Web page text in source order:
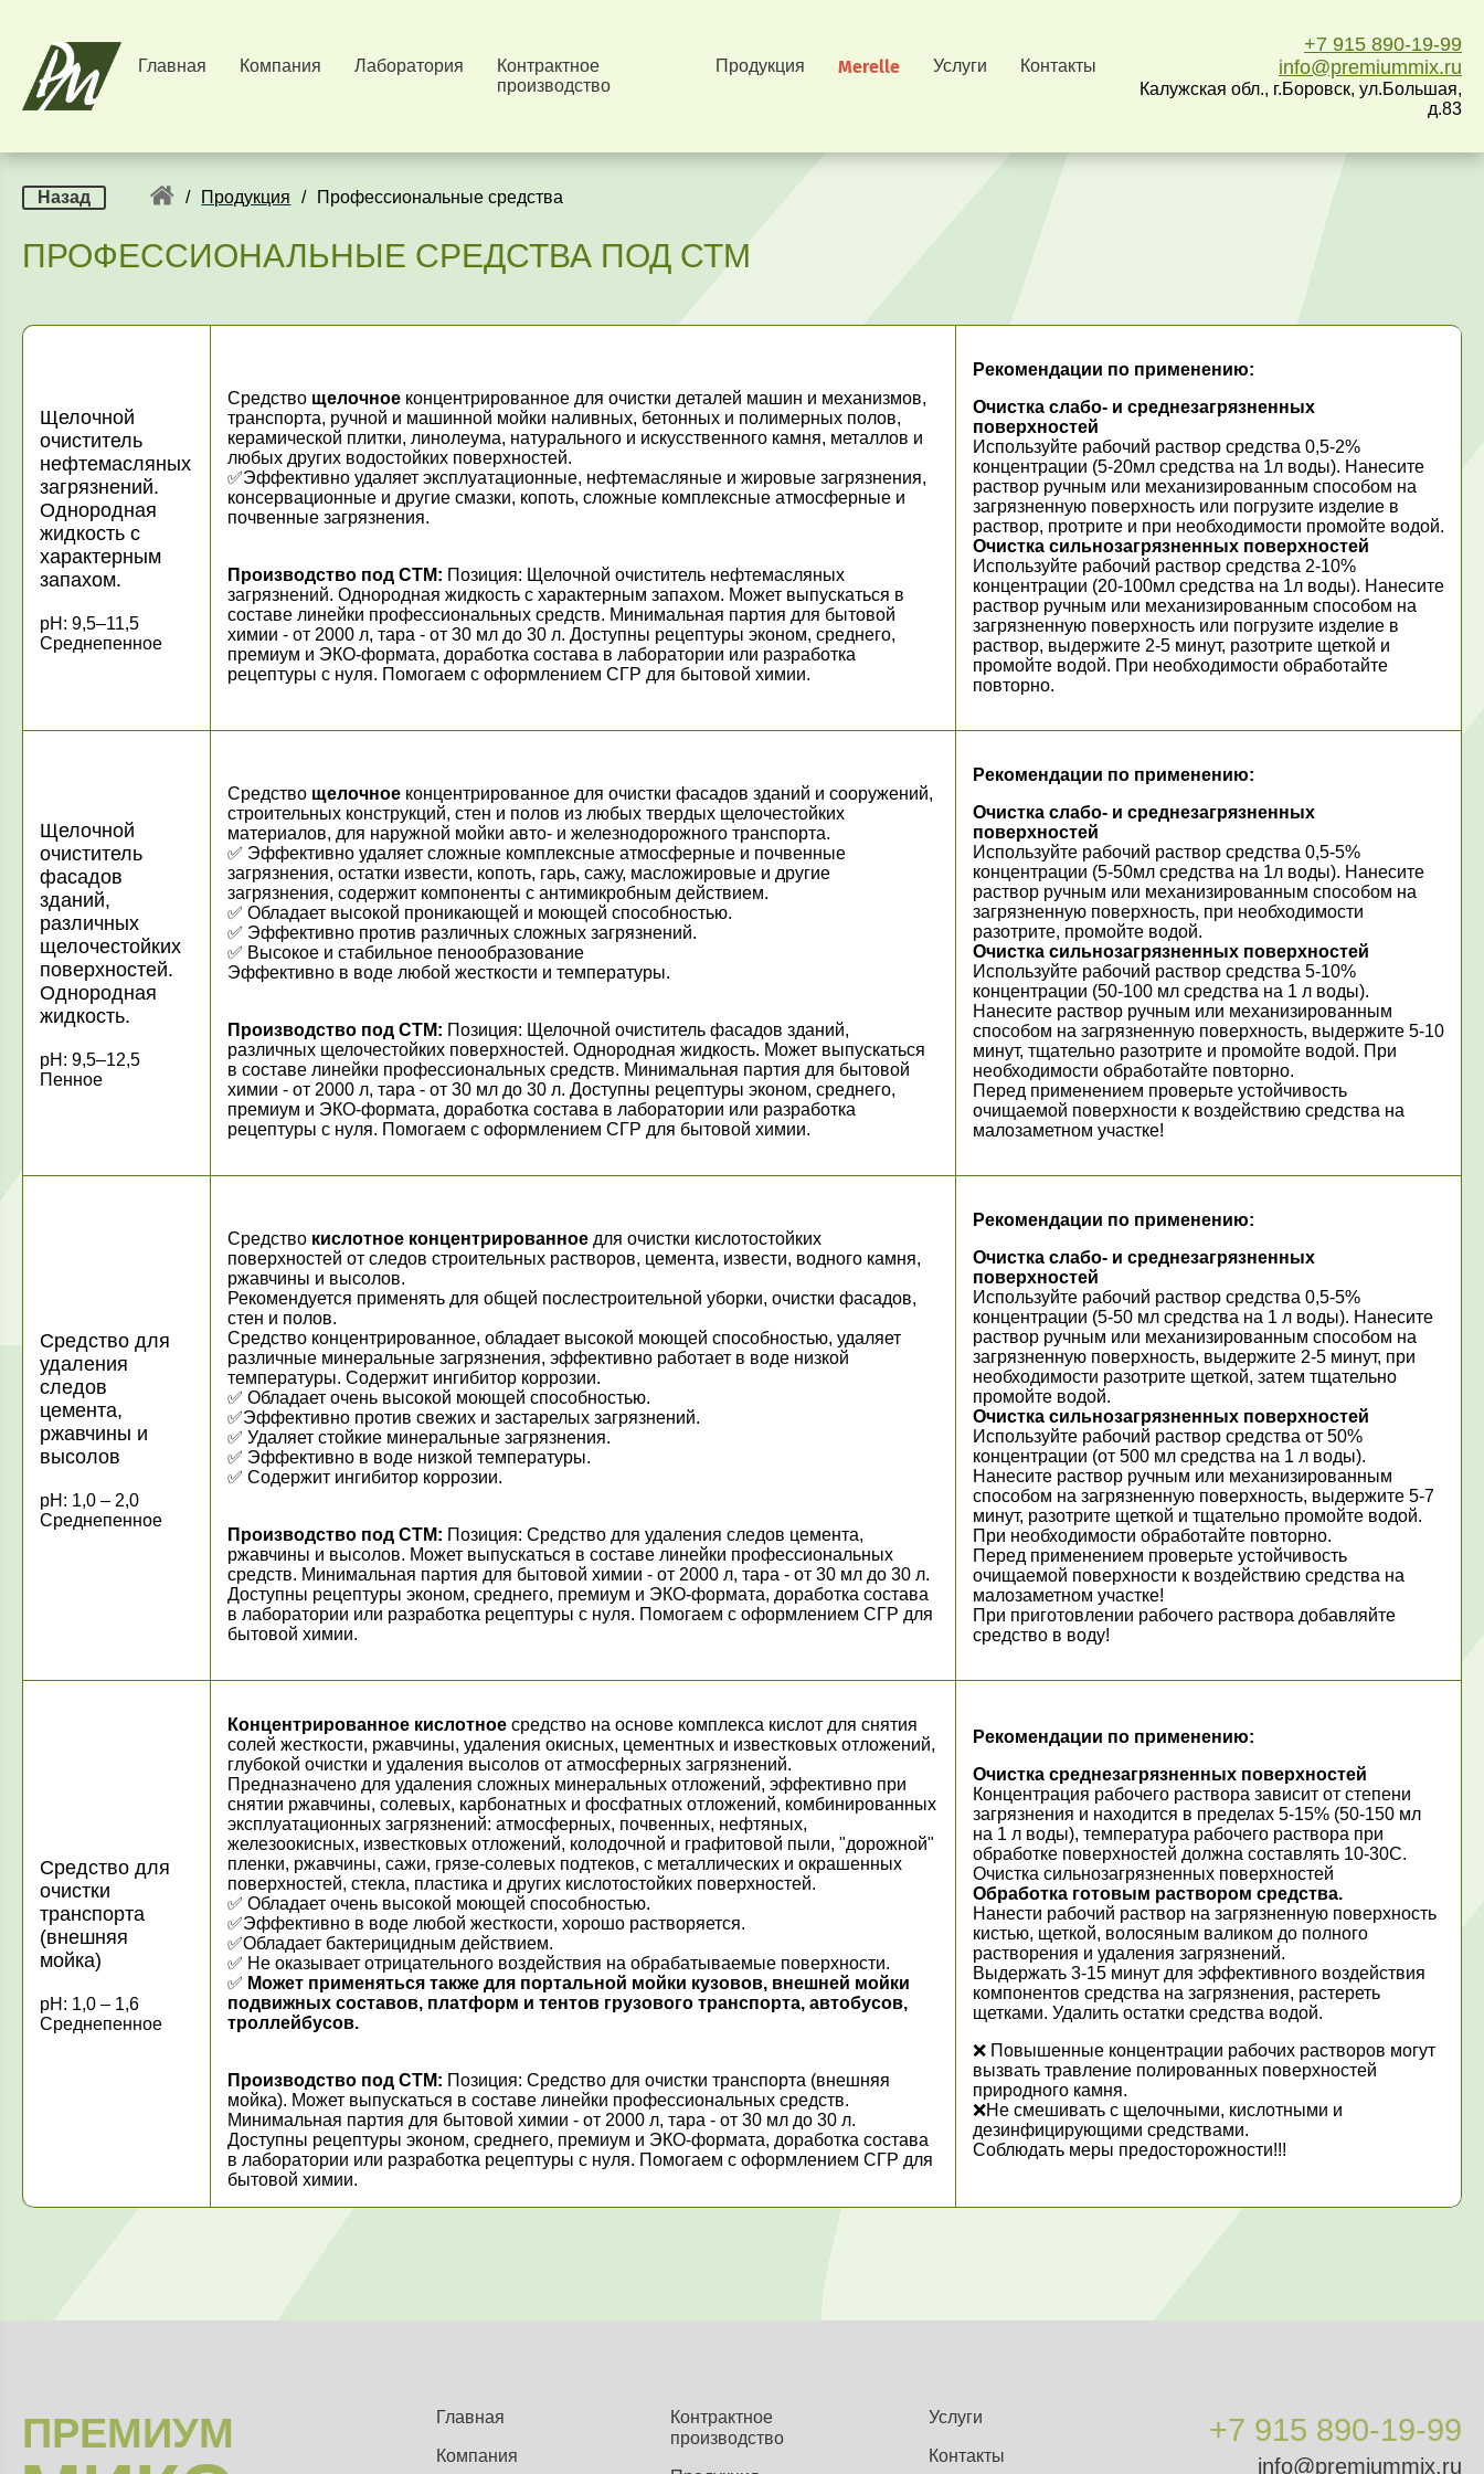
Главная Компания Лаборатория
Контрактное
производство
Продукция Merelle Услуги Контакты
+7 915 890-19-99
info@premiummix.ru
Калужская обл., г.Боровск, ул.Большая,
д.83
Назад / Продукция / Профессиональные средства
ПРОФЕССИОНАЛЬНЫЕ СРЕДСТВА ПОД СТМ
Щелочной
очиститель
нефтемасляных
загрязнений.
Однородная
жидкость с
характерным
запахом.
рН: 9,5–11,5
Среднепенное
Средство щелочное концентрированное для очистки деталей машин и механизмов,
транспорта, ручной и машинной мойки наливных, бетонных и полимерных полов,
керамической плитки, линолеума, натурального и искусственного камня, металлов и
любых других водостойких поверхностей.
✅Эффективно удаляет эксплуатационные, нефтемасляные и жировые загрязнения,
консервационные и другие смазки, копоть, сложные комплексные атмосферные и
почвенные загрязнения.
Производство под СТМ: Позиция: Щелочной очиститель нефтемасляных
загрязнений. Однородная жидкость с характерным запахом. Может выпускаться в
составе линейки профессиональных средств. Минимальная партия для бытовой
химии - от 2000 л, тара - от 30 мл до 30 л. Доступны рецептуры эконом, среднего,
премиум и ЭКО-формата, доработка состава в лаборатории или разработка
рецептуры с нуля. Помогаем с оформлением СГР для бытовой химии.
Рекомендации по применению:
Очистка слабо- и среднезагрязненных
поверхностей
Используйте рабочий раствор средства 0,5-2%
концентрации (5-20мл средства на 1л воды). Нанесите
раствор ручным или механизированным способом на
загрязненную поверхность или погрузите изделие в
раствор, протрите и при необходимости промойте водой.
Очистка сильнозагрязненных поверхностей
Используйте рабочий раствор средства 2-10%
концентрации (20-100мл средства на 1л воды). Нанесите
раствор ручным или механизированным способом на
загрязненную поверхность или погрузите изделие в
раствор, выдержите 2-5 минут, разотрите щеткой и
промойте водой. При необходимости обработайте
повторно.
Щелочной
очиститель
фасадов
зданий,
различных
щелочестойких
поверхностей.
Однородная
жидкость.
рН: 9,5–12,5
Пенное
Средство щелочное концентрированное для очистки фасадов зданий и сооружений,
строительных конструкций, стен и полов из любых твердых щелочестойких
материалов, для наружной мойки авто- и железнодорожного транспорта.
✅ Эффективно удаляет сложные комплексные атмосферные и почвенные
загрязнения, остатки извести, копоть, гарь, сажу, масложировые и другие
загрязнения, содержит компоненты c антимикробным действием.
✅ Обладает высокой проникающей и моющей способностью.
✅ Эффективно против различных сложных загрязнений.
✅ Высокое и стабильное пенообразование
Эффективно в воде любой жесткости и температуры.
Производство под СТМ: Позиция: Щелочной очиститель фасадов зданий,
различных щелочестойких поверхностей. Однородная жидкость. Может выпускаться
в составе линейки профессиональных средств. Минимальная партия для бытовой
химии - от 2000 л, тара - от 30 мл до 30 л. Доступны рецептуры эконом, среднего,
премиум и ЭКО-формата, доработка состава в лаборатории или разработка
рецептуры с нуля. Помогаем с оформлением СГР для бытовой химии.
Рекомендации по применению:
Очистка слабо- и среднезагрязненных
поверхностей
Используйте рабочий раствор средства 0,5-5%
концентрации (5-50мл средства на 1л воды). Нанесите
раствор ручным или механизированным способом на
загрязненную поверхность, при необходимости
разотрите, промойте водой.
Очистка сильнозагрязненных поверхностей
Используйте рабочий раствор средства 5-10%
концентрации (50-100 мл средства на 1 л воды).
Нанесите раствор ручным или механизированным
способом на загрязненную поверхность, выдержите 5-10
минут, тщательно разотрите и промойте водой. При
необходимости обработайте повторно.
Перед применением проверьте устойчивость
очищаемой поверхности к воздействию средства на
малозаметном участке!
Средство для
удаления
следов
цемента,
ржавчины и
высолов
рН: 1,0 – 2,0
Среднепенное
Средство кислотное концентрированное для очистки кислотостойких
поверхностей от следов строительных растворов, цемента, извести, водного камня,
ржавчины и высолов.
Рекомендуется применять для общей послестроительной уборки, очистки фасадов,
стен и полов.
Средство концентрированное, обладает высокой моющей способностью, удаляет
различные минеральные загрязнения, эффективно работает в воде низкой
температуры. Содержит ингибитор коррозии.
✅ Обладает очень высокой моющей способностью.
✅Эффективно против свежих и застарелых загрязнений.
✅ Удаляет стойкие минеральные загрязнения.
✅ Эффективно в воде низкой температуры.
✅ Содержит ингибитор коррозии.
Производство под СТМ: Позиция: Средство для удаления следов цемента,
ржавчины и высолов. Может выпускаться в составе линейки профессиональных
средств. Минимальная партия для бытовой химии - от 2000 л, тара - от 30 мл до 30 л.
Доступны рецептуры эконом, среднего, премиум и ЭКО-формата, доработка состава
в лаборатории или разработка рецептуры с нуля. Помогаем с оформлением СГР для
бытовой химии.
Рекомендации по применению:
Очистка слабо- и среднезагрязненных
поверхностей
Используйте рабочий раствор средства 0,5-5%
концентрации (5-50 мл средства на 1 л воды). Нанесите
раствор ручным или механизированным способом на
загрязненную поверхность, выдержите 2-5 минут, при
необходимости разотрите щеткой, затем тщательно
промойте водой.
Очистка сильнозагрязненных поверхностей
Используйте рабочий раствор средства от 50%
концентрации (от 500 мл средства на 1 л воды).
Нанесите раствор ручным или механизированным
способом на загрязненную поверхность, выдержите 5-7
минут, разотрите щеткой и тщательно промойте водой.
При необходимости обработайте повторно.
Перед применением проверьте устойчивость
очищаемой поверхности к воздействию средства на
малозаметном участке!
При приготовлении рабочего раствора добавляйте
средство в воду!
Средство для
очистки
транспорта
(внешняя
мойка)
рН: 1,0 – 1,6
Среднепенное
Концентрированное кислотное средство на основе комплекса кислот для снятия
солей жесткости, ржавчины, удаления окисных, цементных и известковых отложений,
глубокой очистки и удаления высолов от атмосферных загрязнений.
Предназначено для удаления сложных минеральных отложений, эффективно при
снятии ржавчины, солевых, карбонатных и фосфатных отложений, комбинированных
эксплуатационных загрязнений: атмосферных, почвенных, нефтяных,
железоокисных, известковых отложений, колодочной и графитовой пыли, "дорожной"
пленки, ржавчины, сажи, грязе-солевых подтеков, с металлических и окрашенных
поверхностей, стекла, пластика и других кислотостойких поверхностей.
✅ Обладает очень высокой моющей способностью.
✅Эффективно в воде любой жесткости, хорошо растворяется.
✅Обладает бактерицидным действием.
✅ Не оказывает отрицательного воздействия на обрабатываемые поверхности.
✅ Может применяться также для портальной мойки кузовов, внешней мойки
подвижных составов, платформ и тентов грузового транспорта, автобусов,
троллейбусов.
Производство под СТМ: Позиция: Средство для очистки транспорта (внешняя
мойка). Может выпускаться в составе линейки профессиональных средств.
Минимальная партия для бытовой химии - от 2000 л, тара - от 30 мл до 30 л.
Доступны рецептуры эконом, среднего, премиум и ЭКО-формата, доработка состава
в лаборатории или разработка рецептуры с нуля. Помогаем с оформлением СГР для
бытовой химии.
Рекомендации по применению:
Очистка среднезагрязненных поверхностей
Концентрация рабочего раствора зависит от степени
загрязнения и находится в пределах 5-15% (50-150 мл
на 1 л воды), температура рабочего раствора при
обработке поверхностей должна составлять 10-30С.
Очистка сильнозагрязненных поверхностей
Обработка готовым раствором средства.
Нанести рабочий раствор на загрязненную поверхность
кистью, щеткой, волосяным валиком до полного
растворения и удаления загрязнений.
Выдержать 3-15 минут для эффективного воздействия
компонентов средства на загрязнения, растереть
щетками. Удалить остатки средства водой.
❌ Повышенные концентрации рабочих растворов могут
вызвать травление полированных поверхностей
природного камня.
❌Не смешивать с щелочными, кислотными и
дезинфицирующими средствами.
Соблюдать меры предосторожности!!!
ПРЕМИУМ
Главная
Компания
Контрактное
производство
Услуги
Контакты
+7 915 890-19-99
info@premiummix.ru